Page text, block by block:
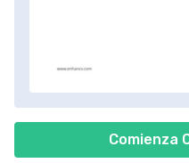
Comienza